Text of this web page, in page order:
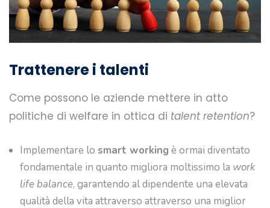
Trattenere i talenti
Come possono le aziende mettere in atto
politiche di welfare in ottica di talent retention?
Implementare lo smart working è ormai diventato
fondamentale in quanto migliora moltissimo la work
life balance, garantendo al dipendente una elevata
qualità della vita attraverso attraverso una miglior